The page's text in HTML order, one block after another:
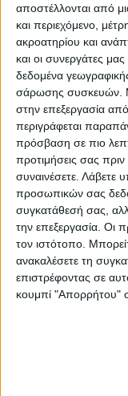
αποστέλλονται από
και περιεχόμενο,
ακροατηρίου και
και οι συνεργάτες
δεδομένα
σάρωσης συσκευών.
στην επεξεργασία
περιγράφεται
πρόσβαση σε πιο
προτιμήσεις σας πριν
συναινέσετε. Λάβετε
προσωπικών σας
συγκατάθεσή σας,
την επεξεργασία. Οι
τον ιστότοπο.
ανακαλέσετε τη
επιστρέφοντας σε
κουμπί "Απορρήτου"
Όπως είπε ο
άτομα με
γύρω από την
πρόταση να
για τους
κάνοντας μια
σήμερα.
εμπειρία
Βέβαια, η
εγκατάσταση